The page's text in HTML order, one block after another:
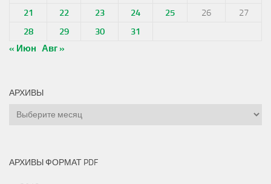
21
22 23 24 25 26
27
28
29 30
31
« Июн Авг »
АРХИВЫ
Архивы
АРХИВЫ ФОРМАТ PDF